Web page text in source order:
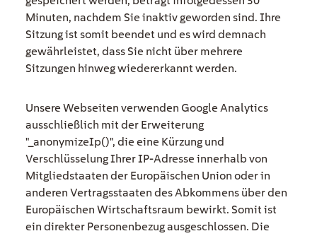
Minuten, nachdem Sie inaktiv geworden sind. Ihre
Sitzung ist somit beendet und es wird demnach
gewährleistet, dass Sie nicht über mehrere
Sitzungen hinweg wiedererkannt werden.
Unsere Webseiten verwenden Google Analytics
ausschließlich mit der Erweiterung
"_anonymizeIp()", die eine Kürzung und
Verschlüsselung Ihrer IP-Adresse innerhalb von
Mitgliedstaaten der Europäischen Union oder in
anderen Vertragsstaaten des Abkommens über den
Europäischen Wirtschaftsraum bewirkt. Somit ist
ein direkter Personenbezug ausgeschlossen. Die